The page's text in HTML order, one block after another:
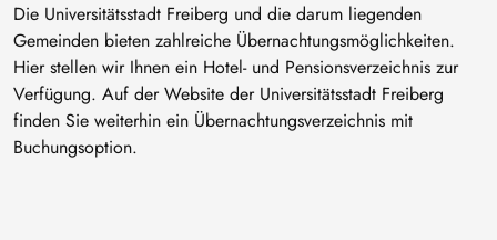
Die Universitätsstadt Freiberg und die darum liegenden
Gemeinden bieten zahlreiche Übernachtungsmöglichkeiten.
Hier stellen wir Ihnen ein Hotel- und Pensionsverzeichnis zur
Verfügung. Auf der Website der Universitätsstadt Freiberg
finden Sie weiterhin ein Übernachtungsverzeichnis mit
Buchungsoption.